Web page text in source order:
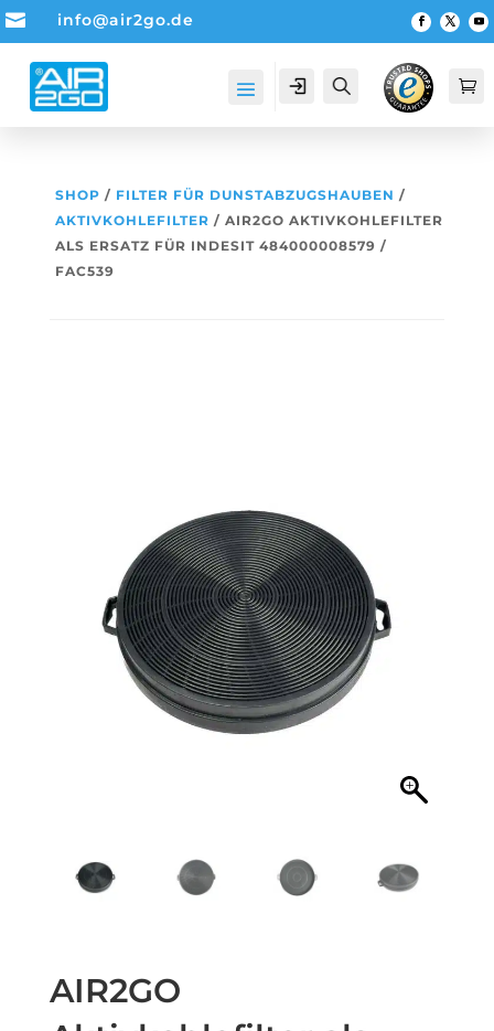
 info@air2go.de
Account Suche 
SHOP / FILTER FÜR DUNSTABZUGSHAUBEN /
AKTIVKOHLEFILTER / AIR2GO AKTIVKOHLEFILTER
ALS ERSATZ FÜR INDESIT 484000008579 /
FAC539
AIR2GO